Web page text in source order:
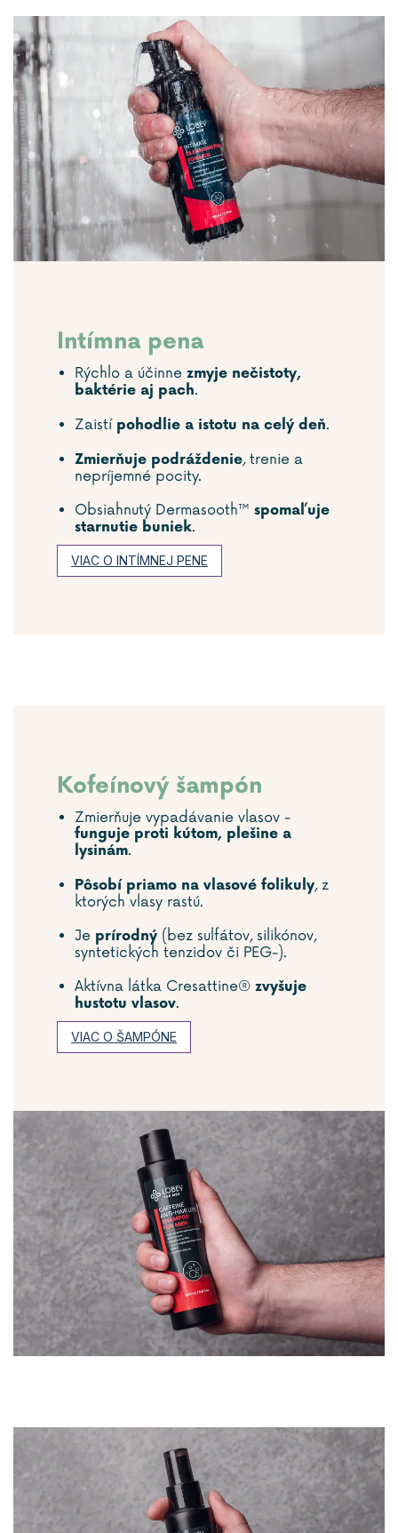
Intímna pena
Rýchlo a účinne zmyje nečistoty,
baktérie aj pach.
Zaistí pohodlie a istotu na celý deň.
Zmierňuje podráždenie, trenie a
nepríjemné pocity.
Obsiahnutý Dermasooth™ spomaľuje
starnutie buniek.
VIAC O INTÍMNEJ PENE
Kofeínový šampón
Zmierňuje vypadávanie vlasov -
funguje proti kútom, plešine a
lysinám.
Pôsobí priamo na vlasové folikuly, z
ktorých vlasy rastú.
Je prírodný (bez sulfátov, silikónov,
syntetických tenzidov či PEG-).
Aktívna látka Cresattine® zvyšuje
hustotu vlasov.
VIAC O ŠAMPÓNE